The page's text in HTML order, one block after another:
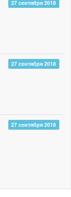
27 сентября 2018
27 сентября 2018
27 сентября 2018